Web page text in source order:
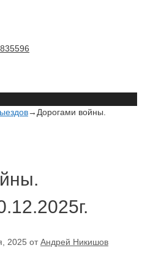
→ Дорогами войны.
2025 отАндрей Никишов